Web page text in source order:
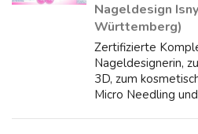
Nageldesign
Württemberg)
Zertifizierte
Nageldesignerin,
3D, zum
Micro Needling